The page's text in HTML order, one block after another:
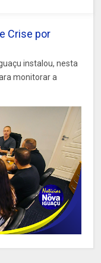
Crise por
instalou, nesta
monitorar a